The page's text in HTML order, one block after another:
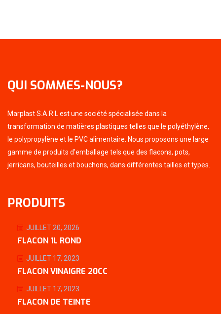
QUI SOMMES-NOUS?
Marplast S.A.R.L est une société spécialisée dans la
transformation de matières plastiques telles que le polyéthylène,
le polypropylène et le PVC alimentaire. Nous proposons une large
gamme de produits d'emballage tels que des flacons, pots,
jerricans, bouteilles et bouchons, dans différentes tailles et types.
PRODUITS
JUILLET 20, 2026
FLACON 1L ROND
JUILLET 17, 2023
FLACON VINAIGRE 20CC
JUILLET 17, 2023
FLACON DE TEINTE